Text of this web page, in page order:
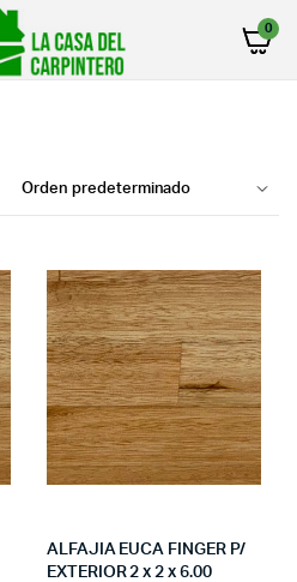
0
ALFAJIA EUCA FINGER P/
EXTERIOR 2 x 2 x 6.00